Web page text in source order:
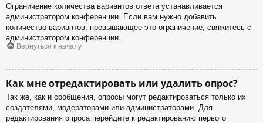
Ограничение количества вариантов ответа устанавливается
администратором конференции. Если вам нужно добавить
количество вариантов, превышающее это ограничение, свяжитесь с
администратором конференции.
Вернуться к началу
Как мне отредактировать или удалить опрос?
Так же, как и сообщения, опросы могут редактироваться только их
создателями, модераторами или администраторами. Для
редактирования опроса перейдите к редактированию первого